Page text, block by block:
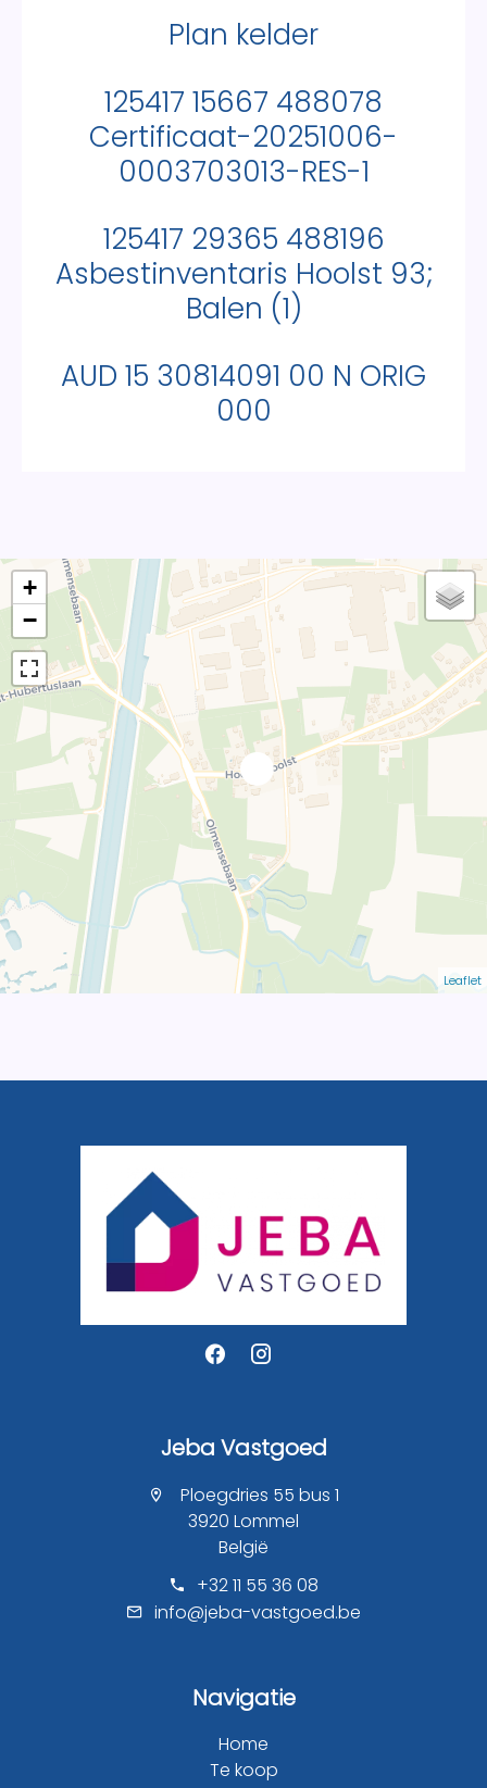
Plan kelder
125417 15667 488078
Certificaat-20251006-
0003703013-RES-1
125417 29365 488196
Asbestinventaris Hoolst 93;
Balen (1)
AUD 15 30814091 00 N ORIG
000
+
−
Leaflet
Jeba Vastgoed
Ploegdries 55 bus 1
3920 Lommel
België
+32 11 55 36 08
info@jeba-vastgoed.be
Navigatie
Home
Te koop